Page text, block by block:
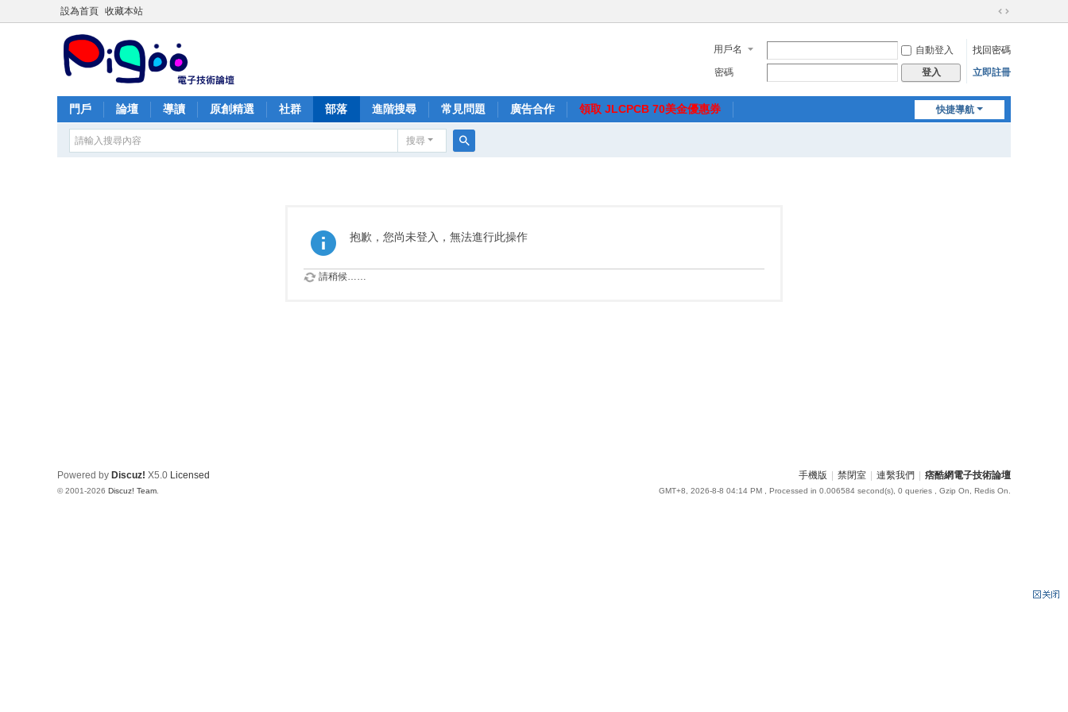
設為首頁 收藏本站
切
到
寬
用戶名 自動登入
找回密碼
密碼
登入 立即註冊
快捷導航
門戶 論壇 導讀 原創精選 社群 部落 進階搜尋 常見問題 廣告合作 領取 JLCPCB 70美金優惠券
搜尋
抱歉，您尚未登入，無法進行此操作
請稍候……
手機版 禁閉室 連繫我們 痞酷網電子技術論壇
GMT+8, 2026-8-8 04:14 PM , Processed in 0.006584 second(s), 0 queries , Gzip On, Redis On.
Powered by Discuz! X5.0 Licensed
© 2001-2026 Discuz! Team